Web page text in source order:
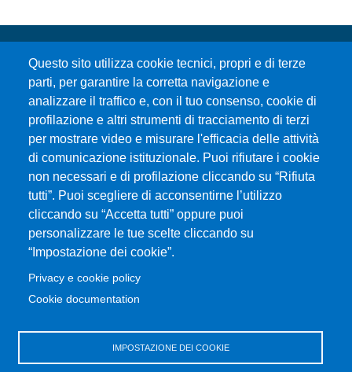
Questo sito utilizza cookie tecnici, propri e di terze
parti, per garantire la corretta navigazione e
analizzare il traffico e, con il tuo consenso, cookie di
profilazione e altri strumenti di tracciamento di terzi
per mostrare video e misurare l'efficacia delle attività
di comunicazione istituzionale. Puoi rifiutare i cookie
non necessari e di profilazione cliccando su “Rifiuta
tutti”. Puoi scegliere di acconsentirne l’utilizzo
cliccando su “Accetta tutti” oppure puoi
personalizzare le tue scelte cliccando su
“Impostazione dei cookie”.
Privacy e cookie policy
Cookie documentation
IMPOSTAZIONE DEI COOKIE
Università degli Studi di Messina
Piazza Pugliatti, 1 - 98122 Messina
Cod. Fiscale 80004070837
P.IVA 00724160833
Centralino: 090 676 1
MENÙ SOCIAL
MENÙ FOOTER 1
Accessibilità